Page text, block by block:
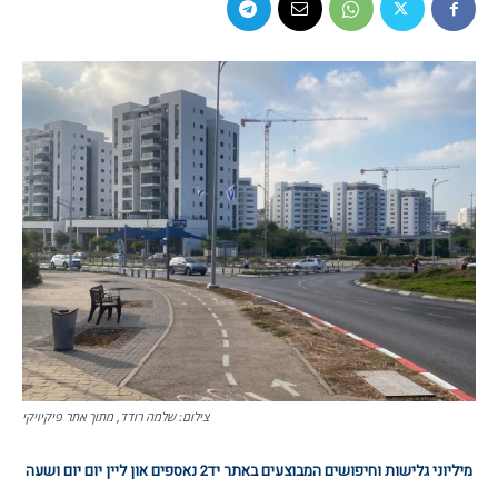
צילום: שלמה רודד, מתוך אתר פיקיויקי
מיליוני גלישות וחיפושים המבוצעים באתר יד2 נאספים און ליין יום יום ושעה